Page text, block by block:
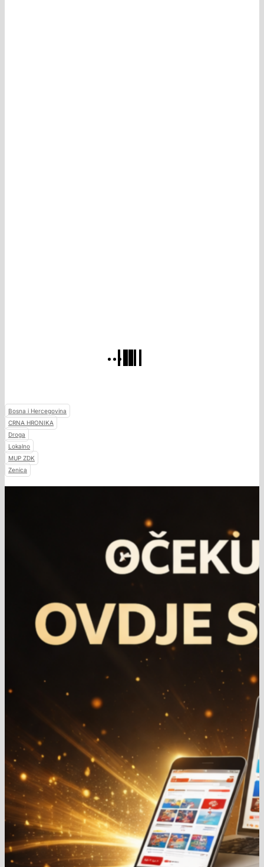
Bosna i Hercegovina
CRNA HRONIKA
Droga
Lokalno
MUP ZDK
Zenica